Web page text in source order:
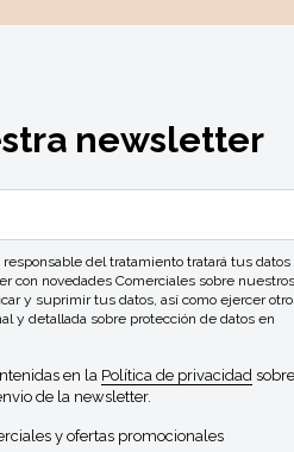
newsletter
responsable del tratamiento tratará tus datos
con novedades Comerciales sobre nuestros
y suprimir tus datos, así como ejercer
y detallada sobre protección de datos en
en la Política de privacidad sobre
de la newsletter.
y ofertas promocionales